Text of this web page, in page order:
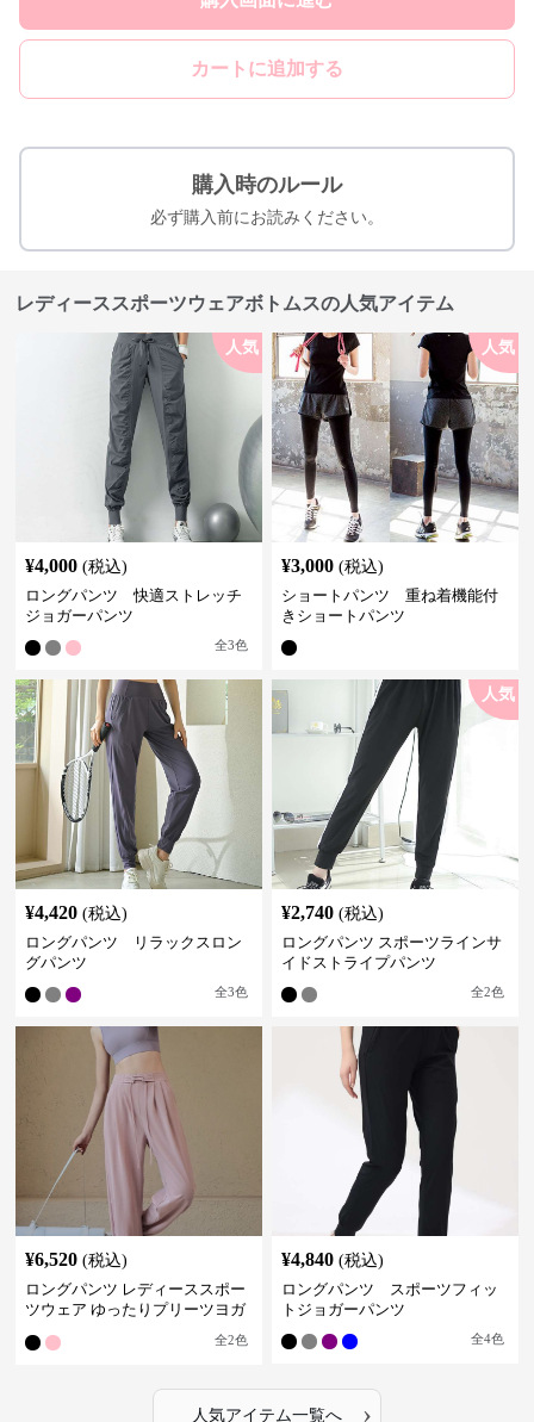
カートに追加する
購入時のルール
必ず購入前にお読みください。
レディーススポーツウェアボトムスの人気アイテム
人気
¥4,000 (税込)
ロングパンツ 快適ストレッチ
ジョガーパンツ
全3色
人気
¥3,000 (税込)
ショートパンツ 重ね着機能付
きショートパンツ
¥4,420 (税込)
ロングパンツ リラックスロン
グパンツ
全3色
人気
¥2,740 (税込)
ロングパンツ スポーツラインサ
イドストライプパンツ
全2色
¥6,520 (税込)
ロングパンツ レディーススポー
ツウェア ゆったりプリーツヨガ
全2色
¥4,840 (税込)
ロングパンツ スポーツフィッ
トジョガーパンツ
全4色
人気アイテム一覧へ ›